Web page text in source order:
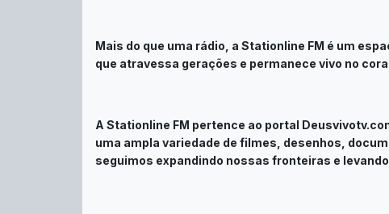
Mais do que uma rádio, a Stationline FM é um
que atravessa gerações e permanece vivo no
A Stationline FM pertence ao portal
uma ampla variedade de filmes, desenhos,
seguimos expandindo nossas fronteiras e